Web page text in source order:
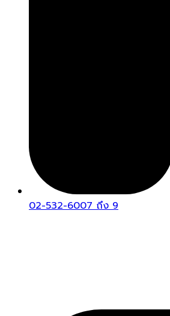
02-532-6007 ถึง 9